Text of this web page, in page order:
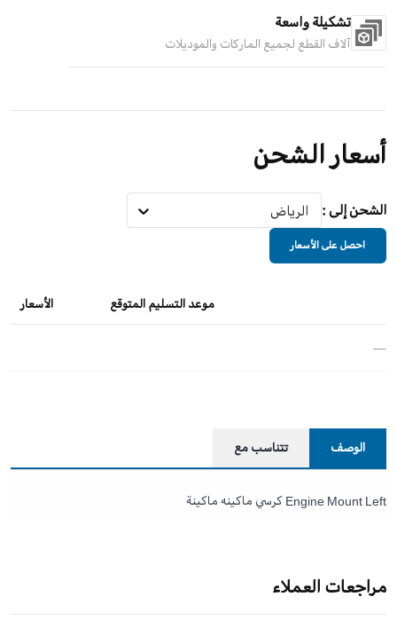
تشكيلة واسعة
آلاف القطع لجميع الماركات والموديلات
أسعار الشحن
الشحن إلى : الرياض
احصل على الأسعار
موعد التسليم المتوقع الأسعار
—
الوصف تتناسب مع
Engine Mount Left كرسي ماكينه ماكينة
مراجعات العملاء